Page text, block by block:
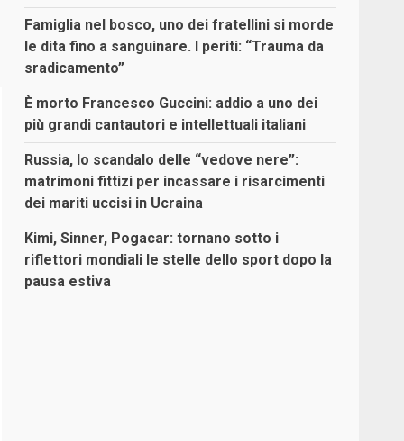
Famiglia nel bosco, uno dei fratellini si morde
le dita fino a sanguinare. I periti: “Trauma da
sradicamento”
È morto Francesco Guccini: addio a uno dei
più grandi cantautori e intellettuali italiani
Russia, lo scandalo delle “vedove nere”:
matrimoni fittizi per incassare i risarcimenti
dei mariti uccisi in Ucraina
Kimi, Sinner, Pogacar: tornano sotto i
riflettori mondiali le stelle dello sport dopo la
pausa estiva